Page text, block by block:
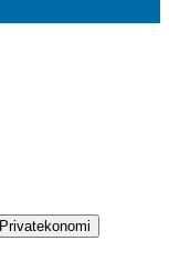
Privatekonomi